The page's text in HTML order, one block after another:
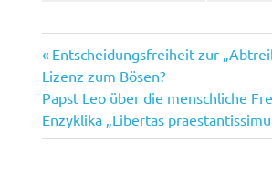
Beitragsnavigation
Vorheriger
Beitrag:
Entscheidungsfreiheit zur
Lizenz zum Bösen?
Nächster
Beitrag:
Papst Leo über die menschliche
Enzyklika „Libertas